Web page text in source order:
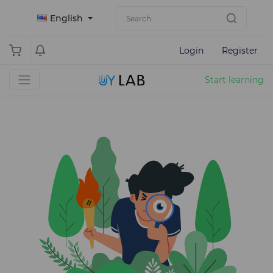
English
Login Register
Start learning